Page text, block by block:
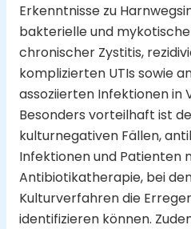
Erkenntnisse zu
bakterielle und
chronischer Zystitis,
komplizierten UTIs sowie
assoziierten Infektionen in
Besonders vorteilhaft ist
kulturnegativen Fällen,
Infektionen und Patienten
Antibiotikatherapie, bei
Kulturverfahren die
identifizieren können.